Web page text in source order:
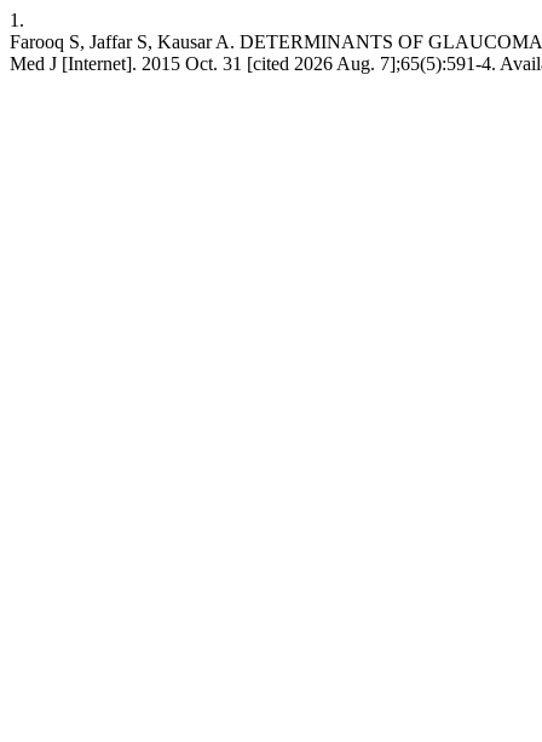
1.
Farooq S, Jaffar S, Kausar A. DETERMINANTS OF
Med J [Internet]. 2015 Oct. 31 [cited 2026 Aug. 7];65(5):591-4.